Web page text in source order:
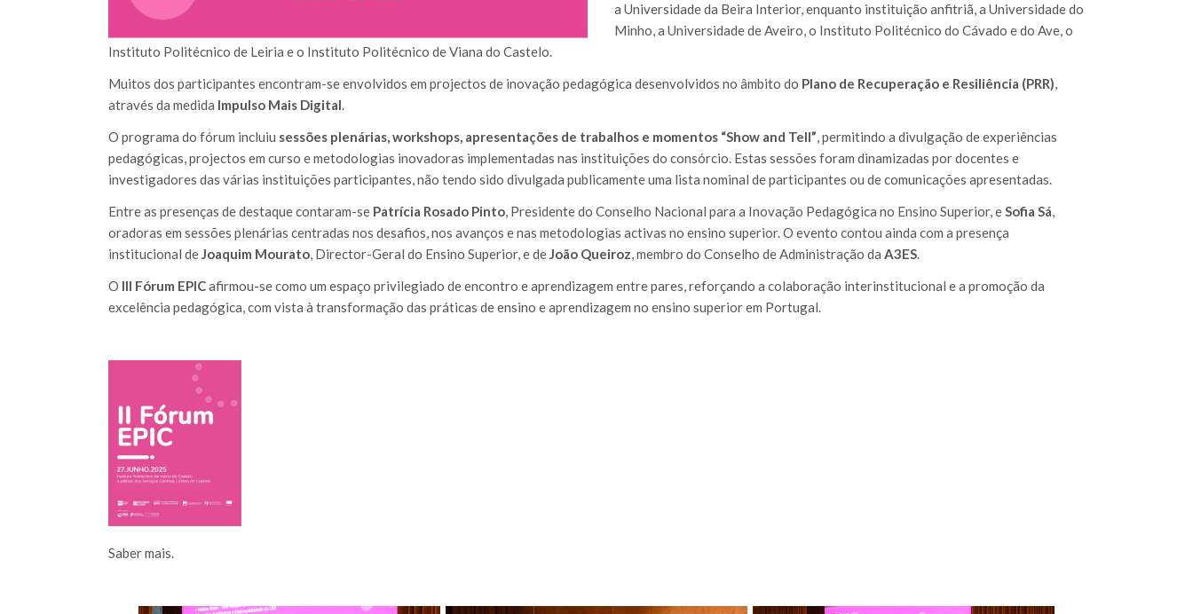
a Universidade da Beira Interior, enquanto instituição anfitriã, a Universidade do
Minho, a Universidade de Aveiro, o Instituto Politécnico do Cávado e do Ave, o
Instituto Politécnico de Leiria e o Instituto Politécnico de Viana do Castelo.
Muitos dos participantes encontram-se envolvidos em projectos de inovação pedagógica desenvolvidos no âmbito do Plano de Recuperação e Resiliência (PRR),
através da medida Impulso Mais Digital.
O programa do fórum incluiu sessões plenárias, workshops, apresentações de trabalhos e momentos “Show and Tell”, permitindo a divulgação de experiências
pedagógicas, projectos em curso e metodologias inovadoras implementadas nas instituições do consórcio. Estas sessões foram dinamizadas por docentes e
investigadores das várias instituições participantes, não tendo sido divulgada publicamente uma lista nominal de participantes ou de comunicações apresentadas.
Entre as presenças de destaque contaram-se Patrícia Rosado Pinto, Presidente do Conselho Nacional para a Inovação Pedagógica no Ensino Superior, eSofia Sá,
oradoras em sessões plenárias centradas nos desafios, nos avanços e nas metodologias activas no ensino superior. O evento contou ainda com a presença
institucional deJoaquim Mourato, Director-Geral do Ensino Superior, e deJoão Queiroz, membro do Conselho de Administração da A3ES.
O III Fórum EPICafirmou-se como um espaço privilegiado de encontro e aprendizagem entre pares, reforçando a colaboração interinstitucional e a promoção da
excelência pedagógica, com vista à transformação das práticas de ensino e aprendizagem no ensino superior em Portugal.
Saber mais.